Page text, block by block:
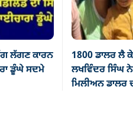
ਲੱਗਣ ਕਾਰਨ
ਡੂੰਘੇ ਸਦਮੇ
1800 ਡਾਲਰ ਲੈ
ਲਖਵਿੰਦਰ ਸਿੰਘ ਨੇ
ਮਿਲੀਅਨ ਡਾਲਰ